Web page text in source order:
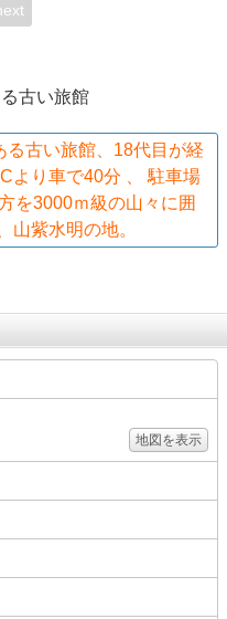
古い旅館
る古い旅館、18代目が経
より車で40分 、 駐車場
を3000ｍ級の山々に囲
山紫水明の地。
地図を表示